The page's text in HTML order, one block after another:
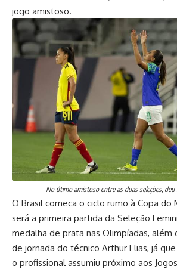
jogo amistoso.
No útimo amistoso entre as duas seleções,
O Brasil começa o ciclo rumo à Copa do
será a primeira partida da Seleção
medalha de prata nas Olimpíadas, além
de jornada do técnico Arthur Elias, já
o profissional assumiu próximo aos